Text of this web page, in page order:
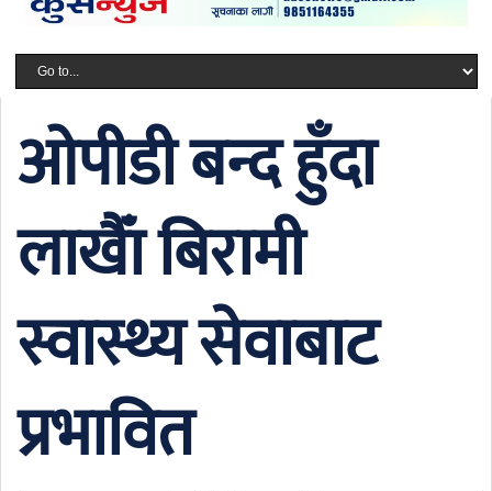
ओपीडी बन्द हुँदा
लाखाैँ बिरामी
स्वास्थ्य सेवाबाट
प्रभावित